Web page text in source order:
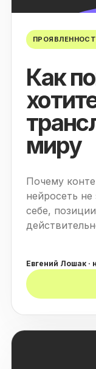
Как
миру
Почему
нейросеть не
себе,
Евгений Лошак ·